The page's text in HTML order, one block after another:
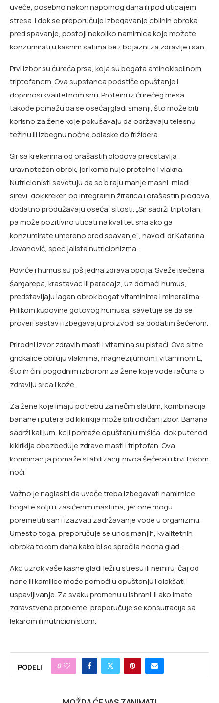
uveče, posebno nakon napornog dana ili pod uticajem
stresa. I dok se preporučuje izbegavanje obilnih obroka
pred spavanje, postoji nekoliko namirnica koje možete
konzumirati u kasnim satima bez bojazni za zdravlje i san.
Prvi izbor su ćureća prsa, koja su bogata aminokiselinom
triptofanom. Ova supstanca podstiče opuštanje i
doprinosi kvalitetnom snu. Proteini iz ćurećeg mesa
takođe pomažu da se osećaj gladi smanji, što može biti
korisno za žene koje pokušavaju da održavaju telesnu
težinu ili izbegnu noćne odlaske do frižidera.
Sir sa krekerima od orašastih plodova predstavlja
uravnotežen obrok, jer kombinuje proteine i vlakna.
Nutricionisti savetuju da se biraju manje masni, mladi
sirevi, dok krekeri od integralnih žitarica i orašastih plodova
dodatno produžavaju osećaj sitosti. „Sir sadrži triptofan,
pa može pozitivno uticati na kvalitet sna ako ga
konzumirate umereno pred spavanje“, navodi dr Katarina
Jovanović, specijalista nutricionizma.
Povrće i humus su još jedna zdrava opcija. Sveže isečena
šargarepa, krastavac ili paradajz, uz domaći humus,
predstavljaju lagan obrok bogat vitaminima i mineralima.
Prilikom kupovine gotovog humusa, savetuje se da se
proveri sastav i izbegavaju proizvodi sa dodatim šećerom.
Prirodni izvor zdravih masti i vitamina su pistaći. Ove sitne
grickalice obiluju vlaknima, magnezijumom i vitaminom E,
što ih čini pogodnim izborom za žene koje vode računa o
zdravlju srca i kože.
Za žene koje imaju potrebu za nečim slatkim, kombinacija
banane i putera od kikirikija može biti odličan izbor. Banana
sadrži kalijum, koji pomaže opuštanju mišića, dok puter od
kikirikija obezbeđuje zdrave masti i triptofan. Ova
kombinacija pomaže stabilizaciji nivoa šećera u krvi tokom
noći.
Važno je naglasiti da uveče treba izbegavati namirnice
bogate solju i zasićenim mastima, jer one mogu
poremetiti san i izazvati zadržavanje vode u organizmu.
Umesto toga, preporučuje se unos manjih, kvalitetnih
obroka tokom dana kako bi se sprečila noćna glad.
Ako uzrok vaše kasne gladi leži u stresu ili nemiru, čaj od
nane ili kamilice može pomoći u opuštanju i olakšati
uspavljivanje. Za svaku promenu u ishrani ili ako imate
zdravstvene probleme, preporučuje se konsultacija sa
lekarom ili nutricionistom.
PODELI 0